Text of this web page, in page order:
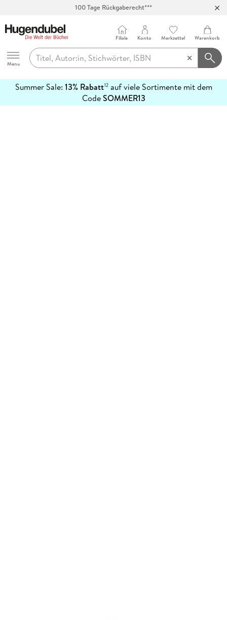
100 Tage Rückgaberecht***
Hugendubel
Menu
Filiale Konto Merkzettel Warenkorb
Summer Sale: 13% Rabatt12auf viele Sortimente mit dem
CodeSOMMER13
erfahren